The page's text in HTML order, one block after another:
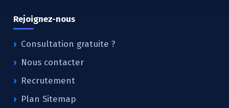
Rejoignez-nous
Consultation gratuite ?
Nous contacter
Recrutement
Plan Sitemap